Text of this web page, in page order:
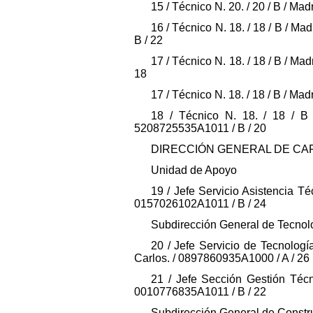
15 / Técnico N. 20. / 20 / B /
16 / Técnico N. 18. / 18 / B /
B / 22
17 / Técnico N. 18. / 18 / B /
18
17 / Técnico N. 18. / 18 / B /
18 / Técnico N. 18. / 18 / B
5208725535A1011 / B / 20
DIRECCIÓN GENERAL DE
Unidad de Apoyo
19 / Jefe Servicio Asistencia
0157026102A1011 / B / 24
Subdirección General de
20 / Jefe Servicio de
Carlos. / 0897860935A1000 / A / 26
21 / Jefe Sección Gestión
0010776835A1011 / B / 22